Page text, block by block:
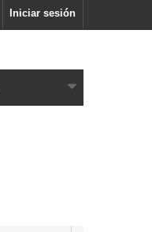
Iniciar sesión